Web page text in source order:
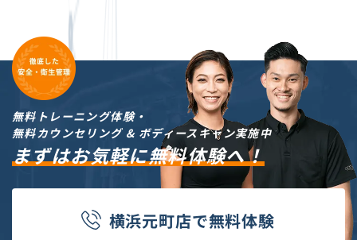
無料トレーニング体験・
無料カウンセリング & ボディースキャン実施中
まずはお気軽に無料体験へ！
横浜元町店で無料体験